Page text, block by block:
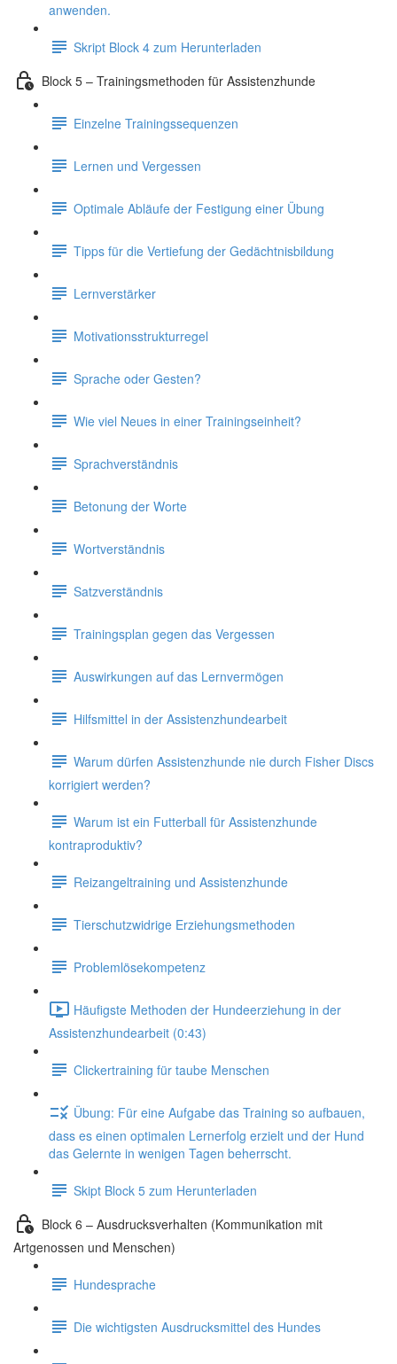
anwenden.
Skript Block 4 zum Herunterladen
Block 5 – Trainingsmethoden für Assistenzhunde
Einzelne Trainingssequenzen
Lernen und Vergessen
Optimale Abläufe der Festigung einer Übung
Tipps für die Vertiefung der Gedächtnisbildung
Lernverstärker
Motivationsstrukturregel
Sprache oder Gesten?
Wie viel Neues in einer Trainingseinheit?
Sprachverständnis
Betonung der Worte
Wortverständnis
Satzverständnis
Trainingsplan gegen das Vergessen
Auswirkungen auf das Lernvermögen
Hilfsmittel in der Assistenzhundearbeit
Warum dürfen Assistenzhunde nie durch Fisher Discs
korrigiert werden?
Warum ist ein Futterball für Assistenzhunde
kontraproduktiv?
Reizangeltraining und Assistenzhunde
Tierschutzwidrige Erziehungsmethoden
Problemlösekompetenz
Häufigste Methoden der Hundeerziehung in der
Assistenzhundearbeit (0:43)
Clickertraining für taube Menschen
Übung: Für eine Aufgabe das Training so aufbauen,
dass es einen optimalen Lernerfolg erzielt und der Hund
das Gelernte in wenigen Tagen beherrscht.
Skipt Block 5 zum Herunterladen
Block 6 – Ausdrucksverhalten (Kommunikation mit
Artgenossen und Menschen)
Hundesprache
Die wichtigsten Ausdrucksmittel des Hundes